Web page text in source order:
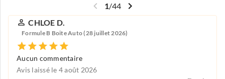
1/44
CHLOE D.
Formule B Boite Auto (28 juillet 2026)
Aucun commentaire
Avis laissé le 4 août 2026